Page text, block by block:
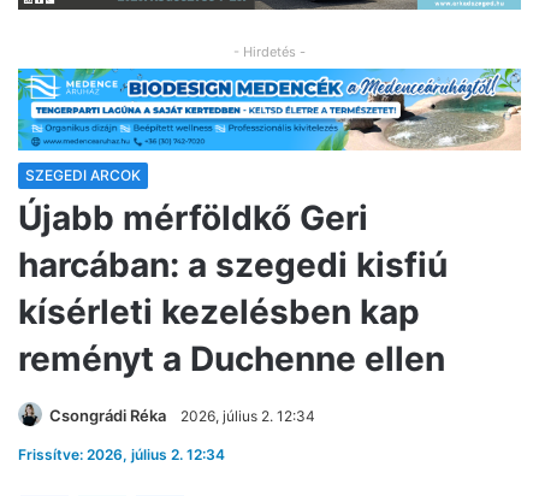
- Hirdetés -
SZEGEDI ARCOK
Újabb mérföldkő Geri
harcában: a szegedi kisfiú
kísérleti kezelésben kap
reményt a Duchenne ellen
Csongrádi Réka 2026, július 2. 12:34
Frissítve: 2026, július 2. 12:34